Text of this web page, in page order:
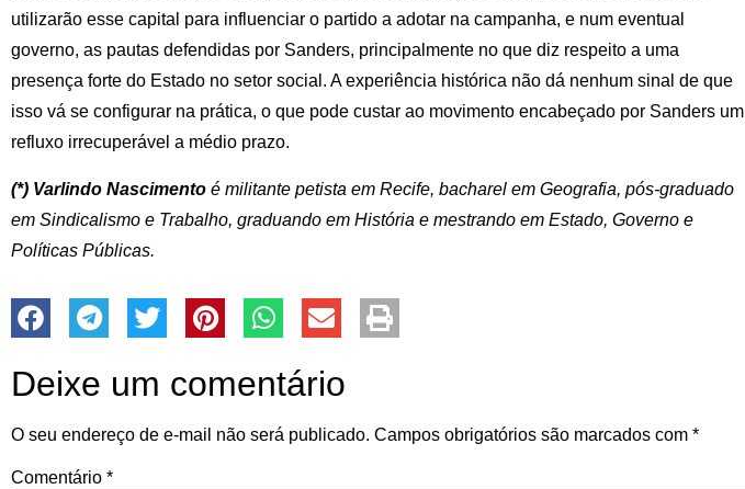
utilizarão esse capital para influenciar o partido a adotar na campanha, e num eventual
governo, as pautas defendidas por Sanders, principalmente no que diz respeito a uma
presença forte do Estado no setor social. A experiência histórica não dá nenhum sinal de que
isso vá se configurar na prática, o que pode custar ao movimento encabeçado por Sanders um
refluxo irrecuperável a médio prazo.
(*) Varlindo Nascimento é militante petista em Recife, bacharel em Geografia, pós-graduado
em Sindicalismo e Trabalho, graduando em História e mestrando em Estado, Governo e
Políticas Públicas.
Deixe um comentário
O seu endereço de e-mail não será publicado. Campos obrigatórios são marcados com *
Comentário *